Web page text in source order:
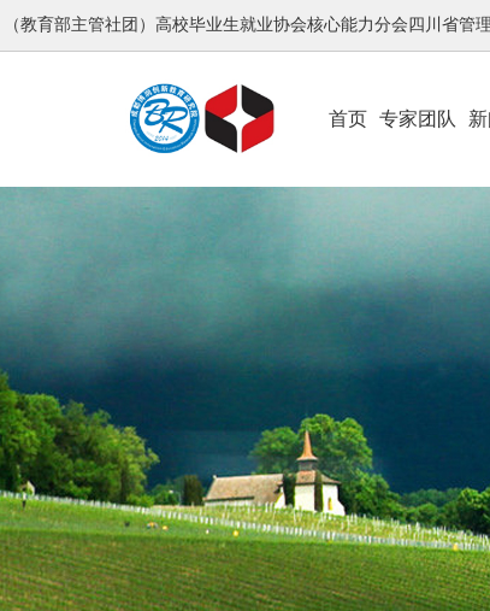
（教育部主管社团）高校毕业生就业协会核心能力分会四川省管
首页 专家团队